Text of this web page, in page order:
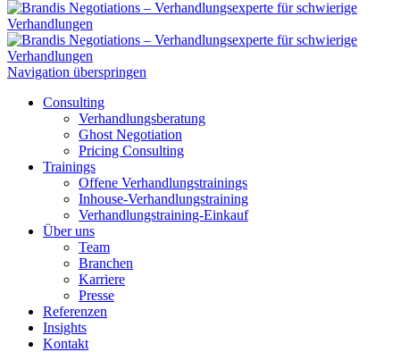
Navigation überspringen
Consulting
Verhandlungsberatung
Ghost Negotiation
Pricing Consulting
Trainings
Offene Verhandlungstrainings
Inhouse-Verhandlungstraining
Verhandlungstraining-Einkauf
Über uns
Team
Branchen
Karriere
Presse
Referenzen
Insights
Kontakt